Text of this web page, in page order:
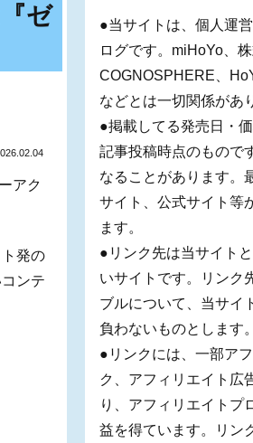
ゼ
アク
発の
ンテ
●当サイトは、個人運
ログです。miHoYo、
COGNOSPHERE、
などとは一切関係があ
●掲載してる発売日・価
記事投稿時点のもので
なることがあります。
サイト、公式サイト等
ます。
●リンク先は当サイト
いサイトです。リンク
ブルについて、当サイ
負わないものとします。
●リンクには、一部ア
ク、アフィリエイト広
り、アフィリエイトプ
益を得ています。リン